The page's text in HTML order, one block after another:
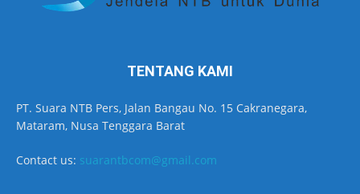
TENTANG KAMI
PT. Suara NTB Pers, Jalan Bangau No. 15 Cakranegara,
Mataram, Nusa Tenggara Barat
Contact us: suarantbcom@gmail.com